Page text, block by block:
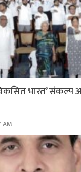
भारत’ संकल्प
AM